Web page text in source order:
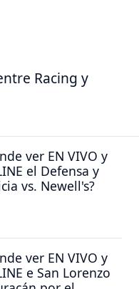
Racing y
ver EN VIVO y
el Defensa y
vs. Newell's?
ver EN VIVO y
e San Lorenzo